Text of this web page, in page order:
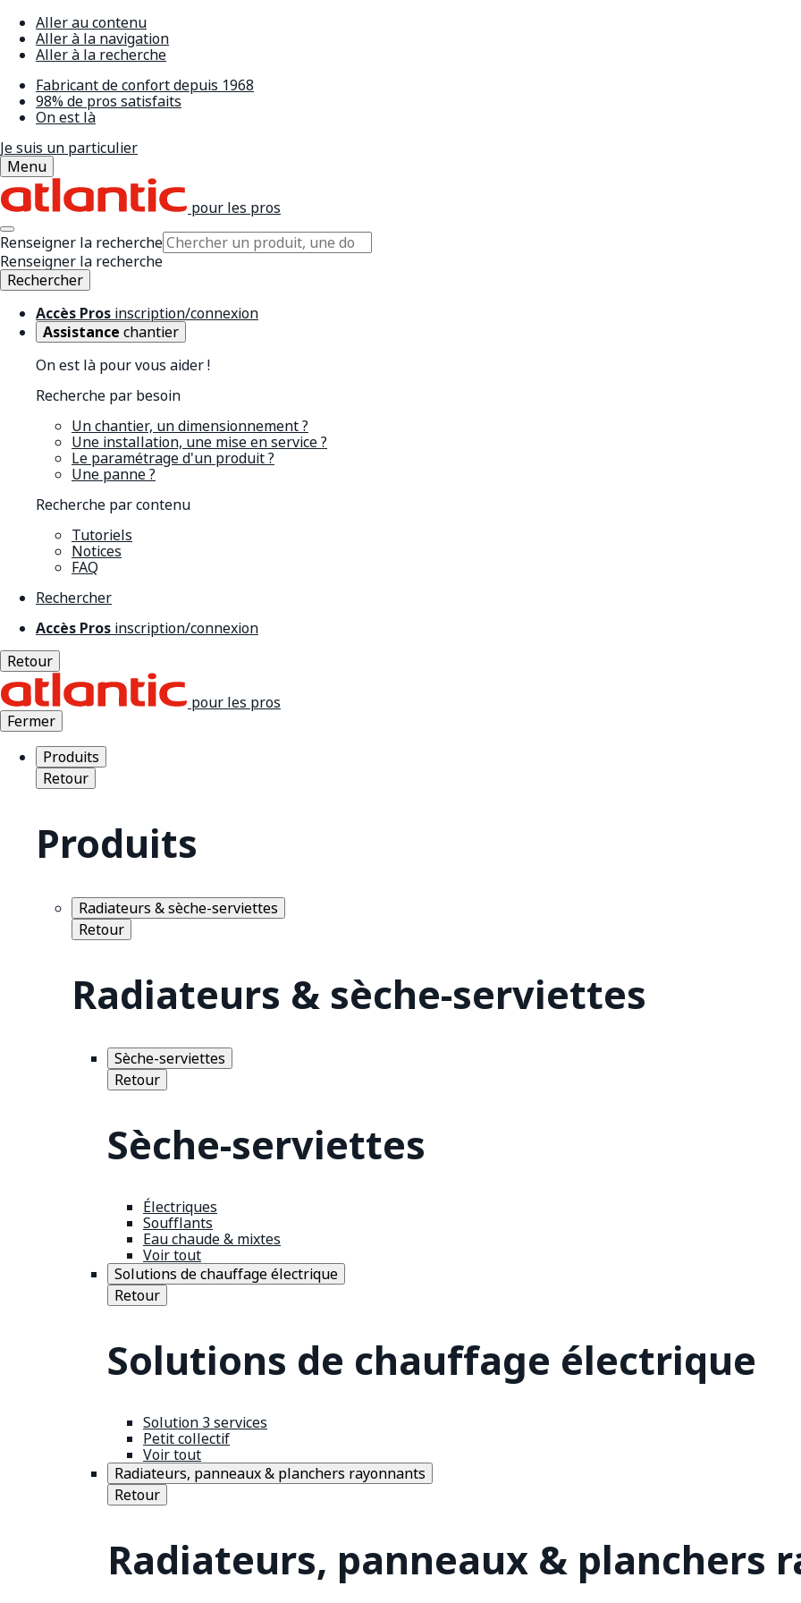
Aller au contenu
Aller à la navigation
Aller à la recherche
Fabricant de confort depuis 1968
98% de pros satisfaits
On est là
Je suis un particulier
Menu
pour les pros
Renseigner la recherche
Renseigner la recherche
Rechercher
Accès Pros inscription/connexion
Assistance chantier
On est là pour vous aider !
Recherche par besoin
Un chantier, un dimensionnement ?
Une installation, une mise en service ?
Le paramétrage d'un produit ?
Une panne ?
Recherche par contenu
Tutoriels
Notices
FAQ
Rechercher
Accès Pros inscription/connexion
Retour
pour les pros
Fermer
Produits
Retour
Produits
Radiateurs & sèche-serviettes
Retour
Radiateurs & sèche-serviettes
Sèche-serviettes
Retour
Sèche-serviettes
Électriques
Soufflants
Eau chaude & mixtes
Voir tout
Solutions de chauffage électrique
Retour
Solutions de chauffage électrique
Solution 3 services
Petit collectif
Voir tout
Radiateurs, panneaux & planchers rayonnants
Retour
Radiateurs, panneaux & planchers